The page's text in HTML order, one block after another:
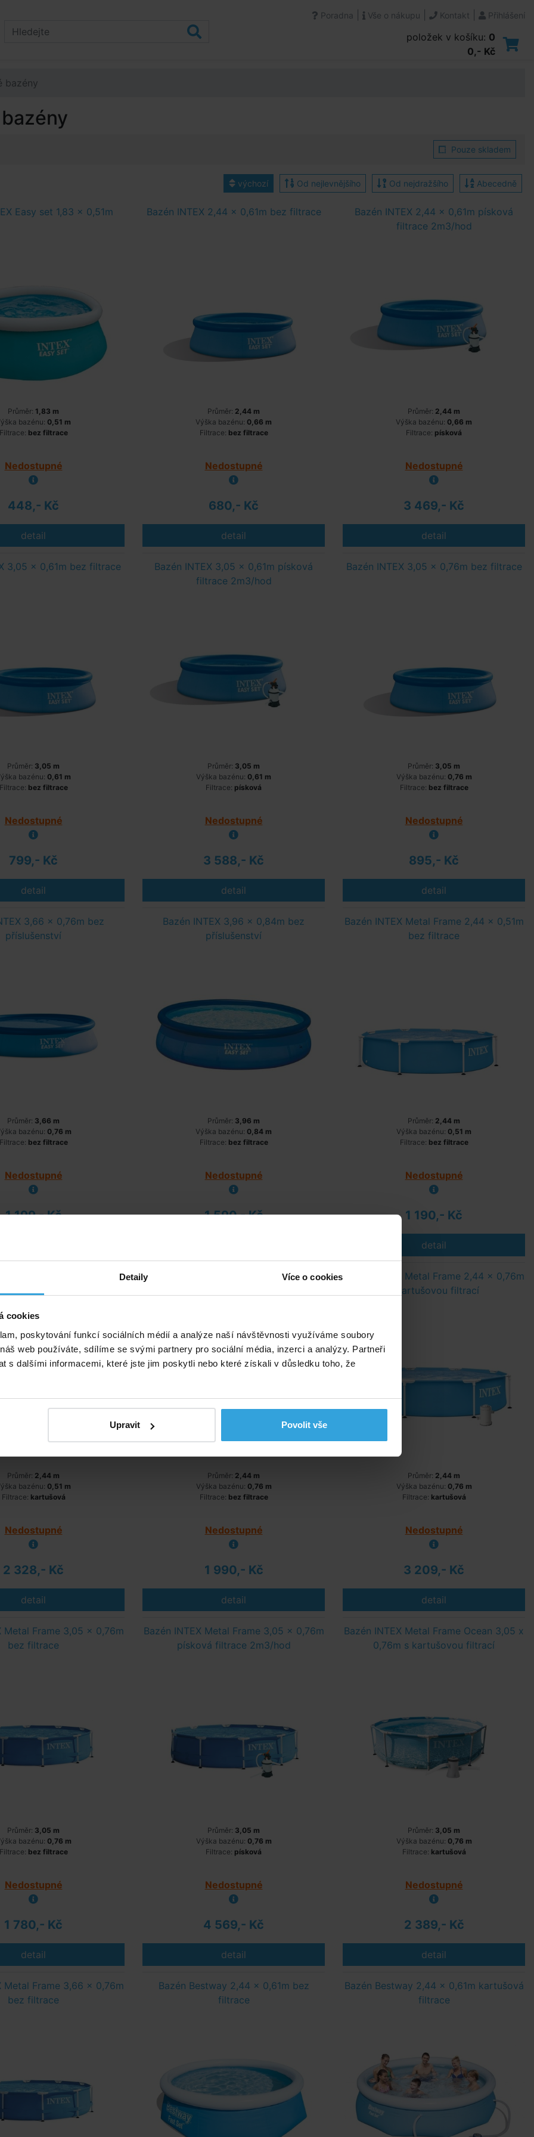
Detaily Více o cookies
cookies
poskytování funkcí sociálních médií a analýze naší návštěvnosti využíváme soubory
web používáte, sdílíme se svými partnery pro sociální média, inzerci a analýzy. Partneři
s dalšími informacemi, které jste jim poskytli nebo které získali v důsledku toho, že
Upravit Povolit vše
Poradna Vše o nákupu Kontakt Přihlášení
položek v košíku: 0
0,- Kč
bazény
Pouze skladem
výchozí Od nejlevnějšího Od nejdražšího Abecedně
Easy set 1,83 x 0,51m
Průměr: 1,83 m
bazénu: 0,51 m
Filtrace: bez filtrace
Nedostupné
448,- Kč
detail
Bazén INTEX 2,44 x 0,61m bez filtrace
Průměr: 2,44 m
Výška bazénu: 0,66 m
Filtrace: bez filtrace
Nedostupné
680,- Kč
detail
Bazén INTEX 2,44 x 0,61m písková
filtrace 2m3/hod
Průměr: 2,44 m
Výška bazénu: 0,66 m
Filtrace: písková
Nedostupné
3 469,- Kč
detail
3,05 x 0,61m bez filtrace
Průměr: 3,05 m
bazénu: 0,61 m
Filtrace: bez filtrace
Nedostupné
799,- Kč
detail
Bazén INTEX 3,05 x 0,61m písková
filtrace 2m3/hod
Průměr: 3,05 m
Výška bazénu: 0,61 m
Filtrace: písková
Nedostupné
3 588,- Kč
detail
Bazén INTEX 3,05 x 0,76m bez filtrace
Průměr: 3,05 m
Výška bazénu: 0,76 m
Filtrace: bez filtrace
Nedostupné
895,- Kč
detail
3,66 x 0,76m bez
příslušenství
Průměr: 3,66 m
bazénu: 0,76 m
Filtrace: bez filtrace
Nedostupné
1 199,- Kč
Bazén INTEX 3,96 x 0,84m bez
příslušenství
Průměr: 3,96 m
Výška bazénu: 0,84 m
Filtrace: bez filtrace
Nedostupné
1 590,- Kč
Bazén INTEX Metal Frame 2,44 x 0,51m
bez filtrace
Průměr: 2,44 m
Výška bazénu: 0,51 m
Filtrace: bez filtrace
Nedostupné
1 190,- Kč
detail
Metal Frame 2,44 x 0,51m
filtrací
Průměr: 2,44 m
bazénu: 0,51 m
Filtrace: kartušová
Nedostupné
2 328,- Kč
detail
Bazén INTEX Metal Frame 2,44 x 0,76m
Průměr: 2,44 m
Výška bazénu: 0,76 m
Filtrace: bez filtrace
Nedostupné
1 990,- Kč
detail
Bazén INTEX Metal Frame 2,44 x 0,76m
s kartušovou filtrací
Průměr: 2,44 m
Výška bazénu: 0,76 m
Filtrace: kartušová
Nedostupné
3 209,- Kč
detail
Metal Frame 3,05 x 0,76m
bez filtrace
Průměr: 3,05 m
bazénu: 0,76 m
Filtrace: bez filtrace
Nedostupné
1 780,- Kč
detail
Bazén INTEX Metal Frame 3,05 x 0,76m
písková filtrace 2m3/hod
Průměr: 3,05 m
Výška bazénu: 0,76 m
Filtrace: písková
Nedostupné
4 569,- Kč
detail
Bazén INTEX Metal Frame Ocean 3,05 x
0,76m s kartušovou filtrací
Průměr: 3,05 m
Výška bazénu: 0,76 m
Filtrace: kartušová
Nedostupné
2 389,- Kč
detail
Metal Frame 3,66 x 0,76m
bez filtrace
Bazén Bestway 2,44 x 0,61m bez
filtrace
Bazén Bestway 2,44 x 0,61m kartušová
filtrace